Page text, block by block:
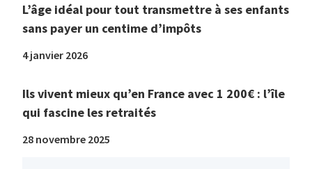
L’âge idéal pour tout transmettre à ses enfants
sans payer un centime d’impôts
4 janvier 2026
Ils vivent mieux qu’en France avec 1 200€ : l’île
qui fascine les retraités
28 novembre 2025